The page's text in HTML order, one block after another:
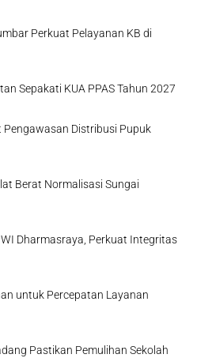
Perkuat Pelayanan KB di
Sepakati KUA PPAS Tahun 2027
Distribusi Pupuk
Berat Normalisasi Sungai
Dharmasraya, Perkuat Integritas
untuk Percepatan Layanan
Pastikan Pemulihan Sekolah